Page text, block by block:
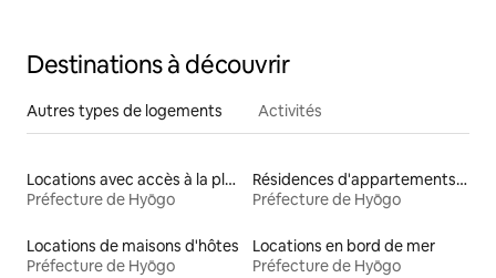
Destinations à découvrir
Autres types de logements Activités
Locations avec accès à la plage
Préfecture de Hyōgo
Résidences d'appartements en location
Préfecture de Hyōgo
Locations de maisons d'hôtes
Préfecture de Hyōgo
Locations en bord de mer
Préfecture de Hyōgo